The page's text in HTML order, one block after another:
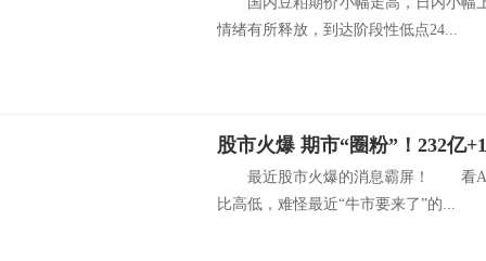
情绪有所释放，到达阶段性低点24...
股市火爆 期市“圈粉”！232亿
最近股市火爆的消息霸屏！ 看A股
比高低，难怪最近“牛市要来了”的...